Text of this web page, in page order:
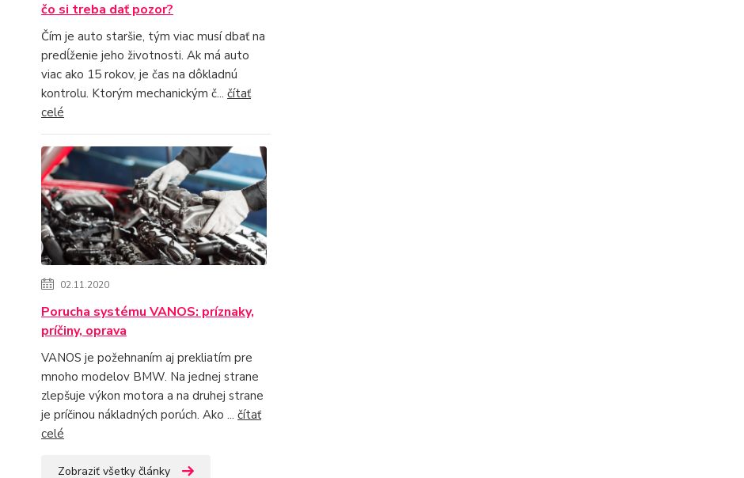
čo si treba dať pozor?
Čím je auto staršie, tým viac musí dbať na
predĺženie jeho životnosti. Ak má auto
viac ako 15 rokov, je čas na dôkladnú
kontrolu. Ktorým mechanickým č... čítať
celé
02.11.2020
Porucha systému VANOS: príznaky,
príčiny, oprava
VANOS je požehnaním aj prekliatím pre
mnoho modelov BMW. Na jednej strane
zlepšuje výkon motora a na druhej strane
je príčinou nákladných porúch. Ako ... čítať
celé
Zobraziť všetky články